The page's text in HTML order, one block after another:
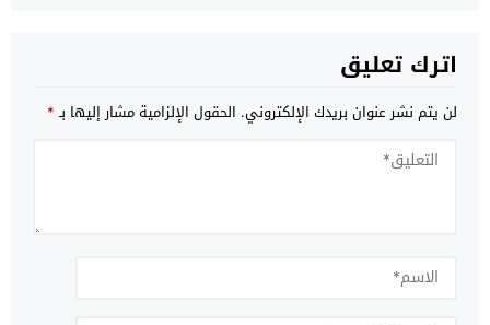
اترك تعليق
لن يتم نشر عنوان بريدك الإلكتروني. الحقول الإلزامية مشار إليها بـ*